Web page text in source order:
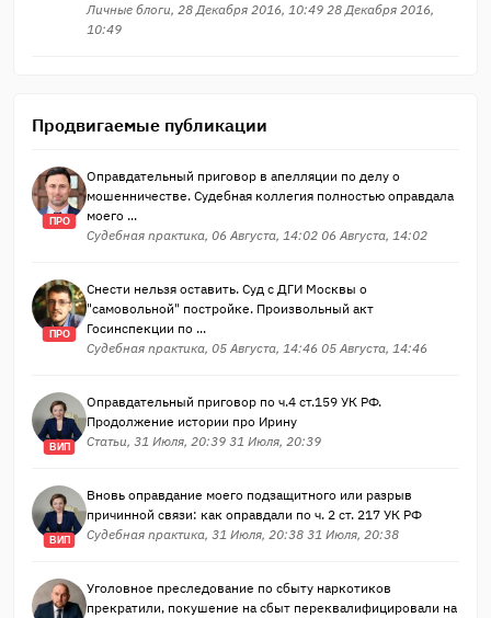
Личные блоги, 28 Декабря 2016, 10:49 28 Декабря 2016,
10:49
Продвигаемые публикации
ПРО
Оправдательный приговор в апелляции по делу о
мошенничестве. Судебная коллегия полностью оправдала
моего ...
Судебная практика, 06 Августа, 14:02 06 Августа, 14:02
ПРО
Снести нельзя оставить. Суд с ДГИ Москвы о
"самовольной" постройке. Произвольный акт
Госинспекции по ...
Судебная практика, 05 Августа, 14:46 05 Августа, 14:46
ВИП
Оправдательный приговор по ч.4 ст.159 УК РФ.
Продолжение истории про Ирину
Статьи, 31 Июля, 20:39 31 Июля, 20:39
ВИП
Вновь оправдание моего подзащитного или разрыв
причинной связи: как оправдали по ч. 2 ст. 217 УК РФ
Судебная практика, 31 Июля, 20:38 31 Июля, 20:38
Уголовное преследование по сбыту наркотиков
прекратили, покушение на сбыт переквалифицировали на